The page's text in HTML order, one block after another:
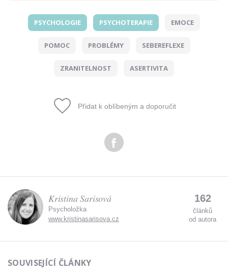
Odeslat
PSYCHOLOGIE PSYCHOTERAPIE EMOCE
POMOC PROBLÉMY SEBEREFLEXE
ZRANITELNOST ASERTIVITA
Přidat k oblíbeným a doporučit
Kristina Sarisová
Psycholožka
www.kristinasarisova.cz
162
článků
od autora
SOUVISEJÍCÍ ČLÁNKY